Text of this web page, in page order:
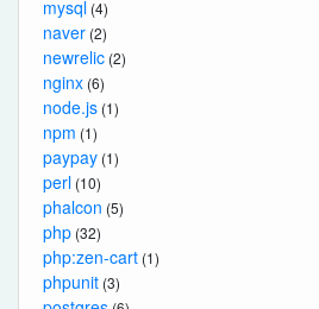
mysql (4)
naver (2)
newrelic (2)
nginx (6)
node.js (1)
npm (1)
paypay (1)
perl (10)
phalcon (5)
php (32)
php:zen-cart (1)
phpunit (3)